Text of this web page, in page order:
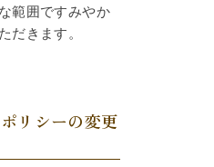
範囲ですみやか
だきます。
リシーの変更